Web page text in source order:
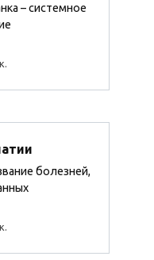
– системное
болезней,